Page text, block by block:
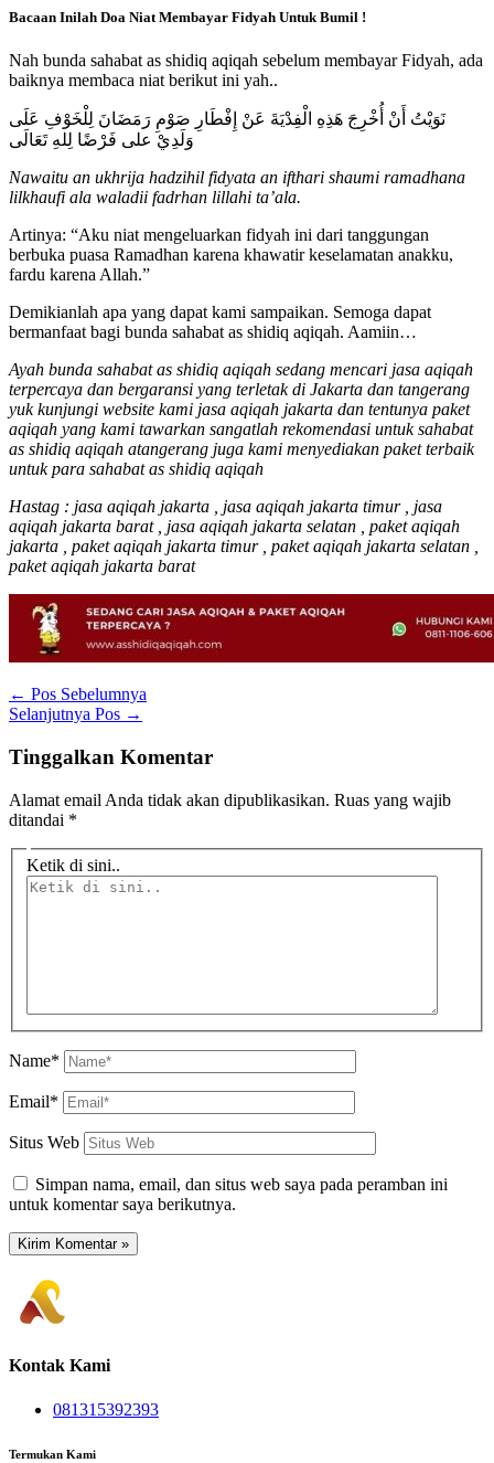
Bacaan Inilah Doa Niat Membayar Fidyah Untuk Bumil !
Nah bunda sahabat as shidiq aqiqah sebelum membayar Fidyah, ada
baiknya membaca niat berikut ini yah..
نَوَيْتُ أَنْ أُخْرِجَ هَذِهِ الْفِدْيَةَ عَنْ إِفْطَارِ صَوْمِ رَمَضَانَ لِلْخَوْفِ عَلَى
وَلَدِيْ على فَرْضًا لِلهِ تَعَالَى
Nawaitu an ukhrija hadzihil fidyata an ifthari shaumi ramadhana
lilkhaufi ala waladii fadrhan lillahi ta’ala.
Artinya: “Aku niat mengeluarkan fidyah ini dari tanggungan
berbuka puasa Ramadhan karena khawatir keselamatan anakku,
fardu karena Allah.”
Demikianlah apa yang dapat kami sampaikan. Semoga dapat
bermanfaat bagi bunda sahabat as shidiq aqiqah. Aamiin…
Ayah bunda sahabat as shidiq aqiqah sedang mencari jasa aqiqah
terpercaya dan bergaransi yang terletak di Jakarta dan tangerang
yuk kunjungi website kami jasa aqiqah jakarta dan tentunya paket
aqiqah yang kami tawarkan sangatlah rekomendasi untuk sahabat
as shidiq aqiqah atangerang juga kami menyediakan paket terbaik
untuk para sahabat as shidiq aqiqah
Hastag : jasa aqiqah jakarta , jasa aqiqah jakarta timur , jasa
aqiqah jakarta barat , jasa aqiqah jakarta selatan , paket aqiqah
jakarta , paket aqiqah jakarta timur , paket aqiqah jakarta selatan ,
paket aqiqah jakarta barat
← Pos Sebelumnya
Selanjutnya Pos →
Tinggalkan Komentar
Alamat email Anda tidak akan dipublikasikan. Ruas yang wajib
ditandai *
Ketik di sini..
Name*
Email*
Situs Web
Simpan nama, email, dan situs web saya pada peramban ini
untuk komentar saya berikutnya.
Kontak Kami
081315392393
Termukan Kami